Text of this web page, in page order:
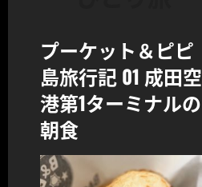
プーケット＆ピピ
島旅行記 01 成田空
港第1ターミナルの
朝食